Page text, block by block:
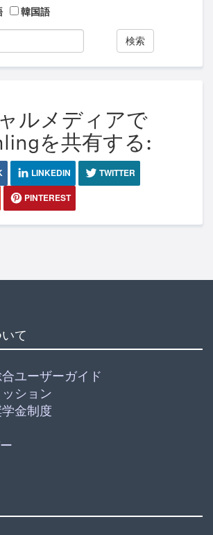
韓国語
検索
ルメディアで
を共有する:
LINKEDIN
TWITTER
PINTEREST
て
ユーザーガイド
ション
金制度